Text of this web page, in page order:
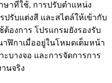
ษาที่ใช้, การปรับตำแหน่ง
รับแต่งสี และสไตล์ให้เข้ากับ
ต้องการ โปรแกรมยังรองรับ
าฬิกาเมื่ออยู่ในโหมดเต็มหน้า
บางจอ และการจัดการการ
นจริง